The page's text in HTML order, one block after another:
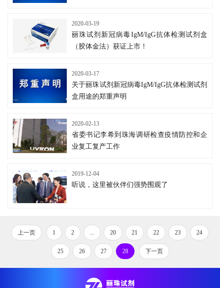
2020-03-19
丽珠试剂新冠病毒IgM/IgG抗体检测试剂盒
（胶体金法）获证上市！
2020-03-17
关于丽珠试剂新冠病毒IgM/IgG抗体检测试剂
盒用途的郑重声明
2020-02-13
省委书记李希到珠海调研检查疫情防控和企
业复工复产工作
2019-12-04
听说，这里被伙伴们强势围观了
上一页 1 2 20 21 22 23 24
25 26 27 28 下一页